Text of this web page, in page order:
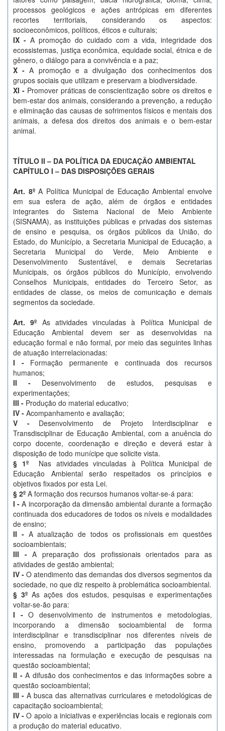
processos geológicos e ações antrópicas em diferentes
recortes territoriais, considerando os aspectos:
socioeconômicos, políticos, éticos e culturais;
IX - A promoção do cuidado com a vida, integridade dos
ecossistemas, justiça econômica, equidade social, étnica e de
gênero, o diálogo para a convivência e a paz;
X -A promoção e a divulgação dos conhecimentos dos
grupos sociais que utilizam e preservam a biodiversidade.
XI - Promover práticas de conscientização sobre os direitos e
bem-estar dos animais, considerando a prevenção, a redução
e eliminação das causas de sofrimentos físicos e mentais dos
animais, a defesa dos direitos dos animais e o bem-estar
animal.
TÍTULO II – DA POLÍTICA DA EDUCAÇÃO AMBIENTAL
CAPÍTULO I – DAS DISPOSIÇÕES GERAIS
Art. 8ºA Política Municipal de Educação Ambiental envolve
em sua esfera de ação, além de órgãos e entidades
integrantes do Sistema Nacional de Meio Ambiente
(SISNAMA), as instituições públicas e privadas dos sistemas
de ensino e pesquisa, os órgãos públicos da União, do
Estado, do Município, a Secretaria Municipal de Educação, a
Secretaria Municipal do Verde, Meio Ambiente e
Desenvolvimento Sustentável, e demais Secretarias
Municipais, os órgãos públicos do Município, envolvendo
Conselhos Municipais, entidades do Terceiro Setor, as
entidades de classe, os meios de comunicação e demais
segmentos da sociedade.
Art. 9º As atividades vinculadas à Política Municipal de
Educação Ambiental devem ser as desenvolvidas na
educação formal e não formal, por meio das seguintes linhas
de atuação interrelacionadas:
I - Formação permanente e continuada dos recursos
humanos;
II - Desenvolvimento de estudos, pesquisas e
experimentações;
III - Produção do material educativo;
IV - Acompanhamento e avaliação;
V - Desenvolvimento de Projeto Interdisciplinar e
Transdisciplinar de Educação Ambiental, com a anuência do
corpo docente, coordenação e direção e deverá estar à
disposição de todo munícipe que solicite vista.
§ 1ºNas atividades vinculadas à Política Municipal de
Educação Ambiental serão respeitados os princípios e
objetivos fixados por esta Lei.
§ 2º A formação dos recursos humanos voltar-se-á para:
I -A incorporação da dimensão ambiental durante a formação
continuada dos educadores de todos os níveis e modalidades
de ensino;
II - A atualização de todos os profissionais em questões
socioambientais;
III - A preparação dos profissionais orientados para as
atividades de gestão ambiental;
IV - O atendimento das demandas dos diversos segmentos da
sociedade, no que diz respeito à problemática socioambiental.
§ 3º As ações dos estudos, pesquisas e experimentações
voltar-se-ão para:
I -O desenvolvimento de instrumentos e metodologias,
incorporando a dimensão socioambiental de forma
interdisciplinar e transdisciplinar nos diferentes níveis de
ensino, promovendo a participação das populações
interessadas na formulação e execução de pesquisas na
questão socioambiental;
II -A difusão dos conhecimentos e das informações sobre a
questão socioambiental;
III -A busca das alternativas curriculares e metodológicas de
capacitação socioambiental;
IV -O apoio a iniciativas e experiências locais e regionais com
a produção do material educativo.